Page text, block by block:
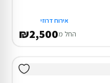
אירוח דרוזי
החל מ₪2,500